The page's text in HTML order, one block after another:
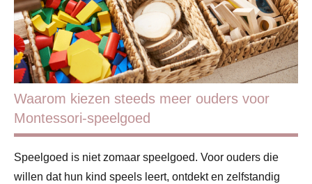
Waarom kiezen steeds meer ouders voor
Montessori-speelgoed
Speelgoed is niet zomaar speelgoed. Voor ouders die
willen dat hun kind speels leert, ontdekt en zelfstandig